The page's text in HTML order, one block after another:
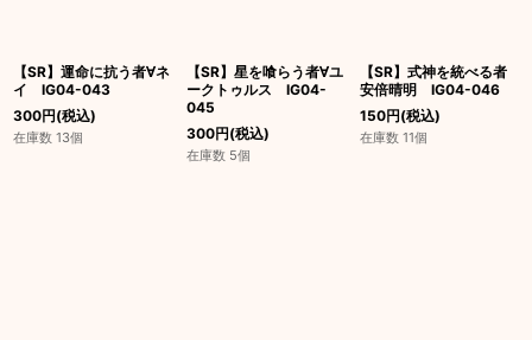
【SR】運命に抗う者∀ネ
イ IG04-043
300円(税込)
在庫数 13個
【SR】星を喰らう者∀ユ
ークトゥルス IG04-
045
300円(税込)
在庫数 5個
【SR】式神を統べる者
安倍晴明 IG04-046
150円(税込)
在庫数 11個